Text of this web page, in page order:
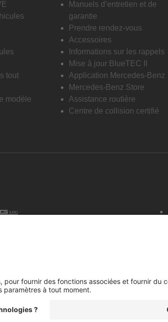
tout
modèle
Manuels d’entretien et de
garantie
Prendre rendez-vous
Accessoires
Informations sur les rappels
Mise à jour BlueTEC II
Application Mercedes-Benz
Mercedes-Benz Store
Assistance routière
Centre de collision certifié
AMG